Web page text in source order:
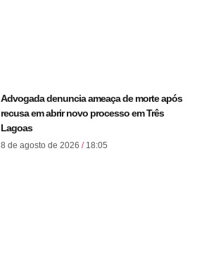
Advogada denuncia ameaça de morte após
recusa em abrir novo processo em Três
Lagoas
8 de agosto de 2026 18:05